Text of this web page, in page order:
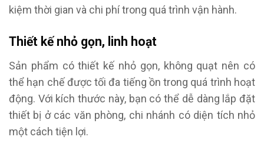
kiệm thời gian và chi phí trong quá trình vận hành.
Thiết kế nhỏ gọn, linh hoạt
Sản phẩm có thiết kế nhỏ gọn, không quạt nên có
thể hạn chế được tối đa tiếng ồn trong quá trình hoạt
động. Với kích thước này, bạn có thể dễ dàng lắp đặt
thiết bị ở các văn phòng, chi nhánh có diện tích nhỏ
một cách tiện lợi.